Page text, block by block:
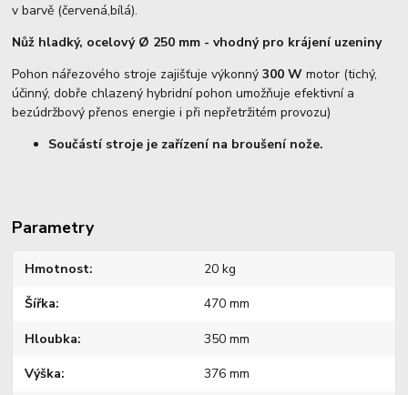
v barvě (červená,bílá).
Nůž hladký, ocelový Ø 250 mm - vhodný pro krájení uzeniny
Pohon nářezového stroje zajišťuje výkonný300 W motor (tichý,
účinný, dobře chlazený hybridní pohon umožňuje efektivní a
bezúdržbový přenos energie i při nepřetržitém provozu)
Součástí stroje je zařízení na broušení nože.
Parametry
Hmotnost 20 kg
Šířka 470 mm
Hloubka 350 mm
Výška 376 mm